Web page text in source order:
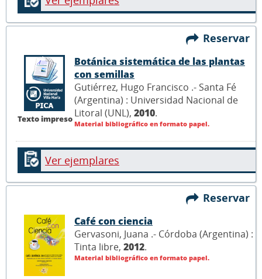
Reservar
Texto impreso
Botánica sistemática de las plantas
con semillas
Gutiérrez, Hugo Francisco .- Santa Fé
(Argentina) : Universidad Nacional de
Litoral (UNL), 2010.
Material bibliográfico en formato papel.
Ver ejemplares
Reservar
Café con ciencia
Gervasoni, Juana .- Córdoba (Argentina) :
Tinta libre, 2012.
Material bibliográfico en formato papel.